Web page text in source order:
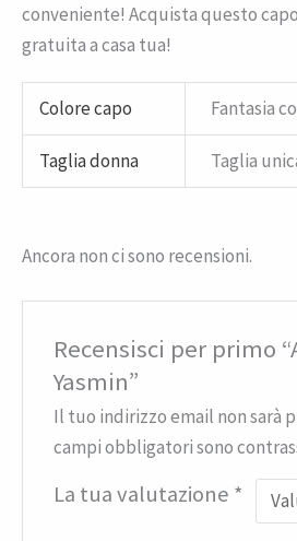
conveniente! Acquista questo
gratuita a casa tua!
Colore capo Fantasia
Taglia donna Taglia
Ancora non ci sono recensioni.
Recensisci per primo
Yasmin”
Il tuo indirizzo email non sarà
campi obbligatori sono
La tua valutazione *